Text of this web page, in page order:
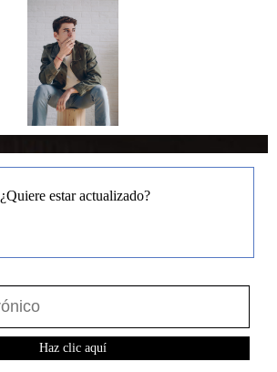
¿Quiere estar actualizado?
Haz clic aquí